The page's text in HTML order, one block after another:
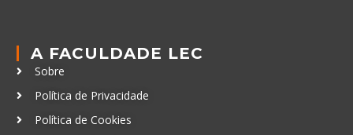
A FACULDADE LEC
Sobre
Política de Privacidade
Política de Cookies